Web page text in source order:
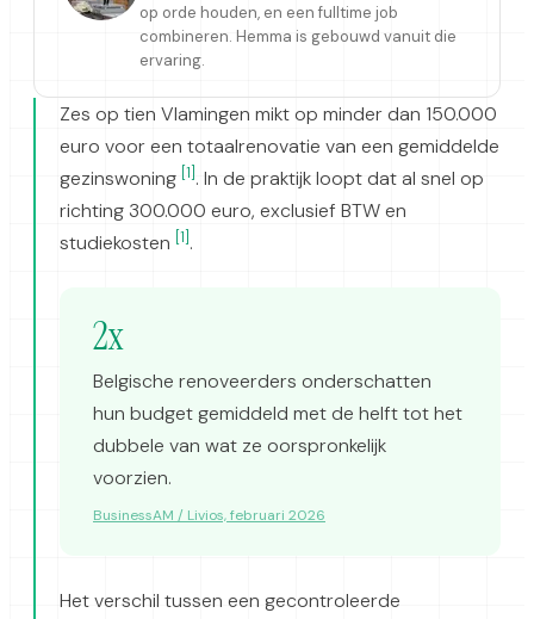
op orde houden, en een fulltime job
combineren. Hemma is gebouwd vanuit die
ervaring.
Zes op tien Vlamingen mikt op minder dan 150.000
euro voor een totaalrenovatie van een gemiddelde
gezinswoning [1]. In de praktijk loopt dat al snel op
richting 300.000 euro, exclusief BTW en
studiekosten [1].
2x
Belgische renoveerders onderschatten
hun budget gemiddeld met de helft tot het
dubbele van wat ze oorspronkelijk
voorzien.
BusinessAM / Livios, februari 2026
Het verschil tussen een gecontroleerde